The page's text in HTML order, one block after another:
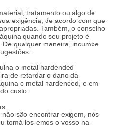
tratamento ou algo de
exigência, de acordo com que
Também, o conselho
quando seu projeto é
qualquer maneira, incumbe
o metal hardended
de retardar o dano da
o metal hardended, e em
custo.
são encontrar exigem, nós
tomá-los-emos o vosso na